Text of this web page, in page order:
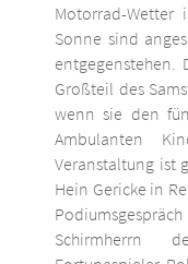
Motorrad-
Sonne sind
entgegenstehen.
Großteil des
wenn sie den
Ambulanten
Veranstaltung ist
Hein Gericke in
Schirmherrn